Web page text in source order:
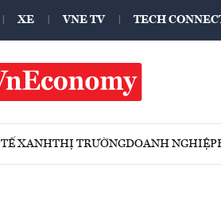
XE VNE TV TECH
XANHTHỊ TRƯỜNGDOANH NGHIỆP